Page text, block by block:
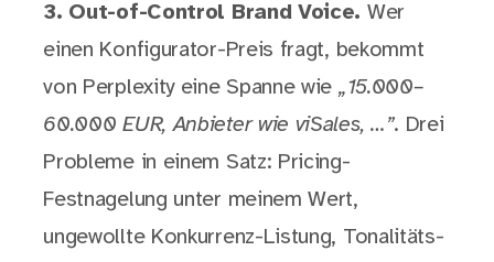
3. Out-of-Control Brand Voice. Wer
einen Konfigurator-Preis fragt, bekommt
von Perplexity eine Spanne wie „15.000–
60.000 EUR, Anbieter wie viSales, …”. Drei
Probleme in einem Satz: Pricing-
Festnagelung unter meinem Wert,
ungewollte Konkurrenz-Listung, Tonalitäts-